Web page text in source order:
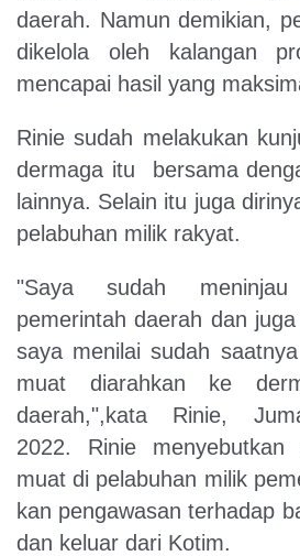
daerah. Namun demikian,
dikelola oleh kalangan
mencapai hasil yang
Rinie sudah melakukan
dermaga itu bersama
lainnya. Selain itu juga
pelabuhan milik rakyat.
"Saya sudah
pemerintah daerah dan
saya menilai sudah
muat diarahkan ke
daerah,",kata Rinie,
2022. Rinie menyebutkan
muat di pelabuhan milik
kan pengawasan terhadap
dan keluar dari Kotim.